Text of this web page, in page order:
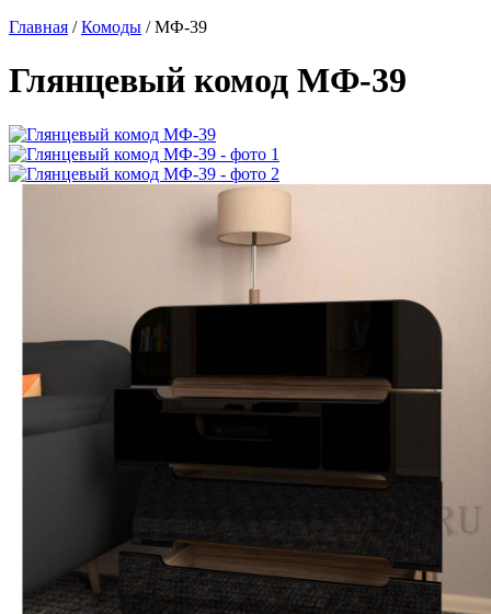
Главная / Комоды / МФ-39
Глянцевый комод МФ-39